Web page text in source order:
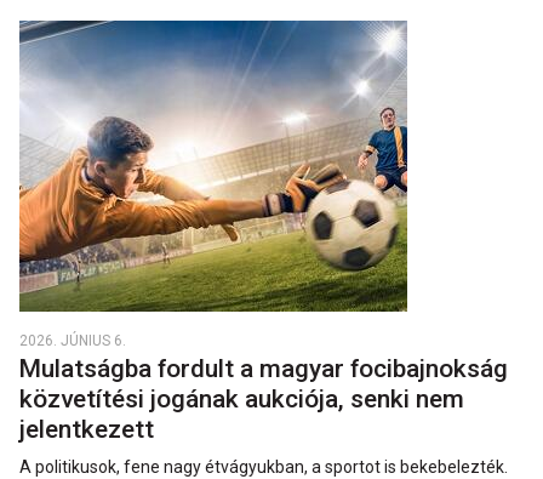
2026. JÚNIUS 6.
Mulatságba fordult a magyar focibajnokság
közvetítési jogának aukciója, senki nem
jelentkezett
A politikusok, fene nagy étvágyukban, a sportot is bekebelezték.